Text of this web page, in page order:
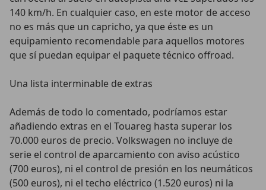
140 km/h. En cualquier caso, en este motor de acceso
no es más que un capricho, ya que éste es un
equipamiento recomendable para aquellos motores
que sí puedan equipar el paquete técnico offroad.
Una lista interminable de extras
Además de todo lo comentado, podríamos estar
añadiendo extras en el Touareg hasta superar los
70.000 euros de precio. Volkswagen no incluye de
serie el control de aparcamiento con aviso acústico
(700 euros), ni el control de presión en los neumáticos
(500 euros), ni el techo eléctrico (1.520 euros) ni la